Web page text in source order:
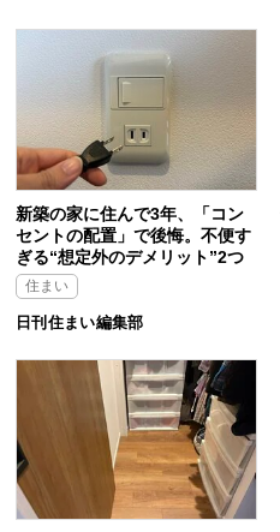
新築の家に住んで3年、「コン
セントの配置」で後悔。不便す
ぎる“想定外のデメリット”2つ
住まい
日刊住まい編集部